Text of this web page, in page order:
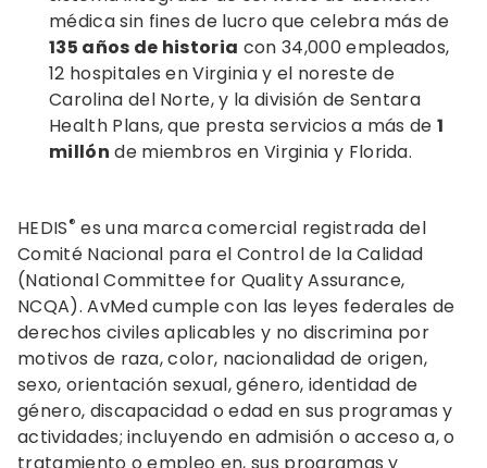
médica sin fines de lucro que celebra más de
135 años de historia con 34,000 empleados,
12 hospitales en Virginia y el noreste de
Carolina del Norte, y la división de Sentara
Health Plans, que presta servicios a más de1
millón de miembros en Virginia y Florida.
HEDIS® es una marca comercial registrada del
Comité Nacional para el Control de la Calidad
(National Committee for Quality Assurance,
NCQA). AvMed cumple con las leyes federales de
derechos civiles aplicables y no discrimina por
motivos de raza, color, nacionalidad de origen,
sexo, orientación sexual, género, identidad de
género, discapacidad o edad en sus programas y
actividades; incluyendo en admisión o acceso a, o